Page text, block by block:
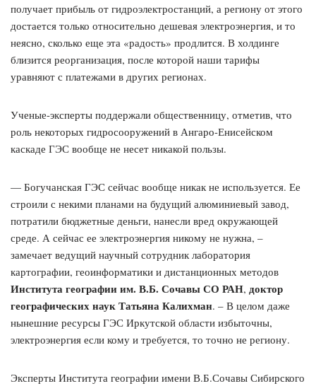
получает прибыль от гидроэлектростанций, а региону от этого
достается только относительно дешевая электроэнергия, и то
неясно, сколько еще эта «радость» продлится. В холдинге
близится реорганизация, после которой наши тарифы
уравняют с платежами в других регионах.
Ученые-эксперты поддержали общественницу, отметив, что
роль некоторых гидросооружений в Ангаро-Енисейском
каскаде ГЭС вообще не несет никакой пользы.
— Богучанская ГЭС сейчас вообще никак не используется. Ее
строили с некими планами на будущий алюминиевый завод,
потратили бюджетные деньги, нанесли вред окружающей
среде. А сейчас ее электроэнергия никому не нужна, –
замечает ведущий научный сотрудник лаборатория
картографии, геоинформатики и дистанционных методов
Института географии им. В.Б. Сочавы СО РАН, доктор
географических наук Татьяна Калихман. – В целом даже
нынешние ресурсы ГЭС Иркутской области избыточны,
электроэнергия если кому и требуется, то точно не региону.
Эксперты Института географии имени В.Б.Сочавы Сибирского